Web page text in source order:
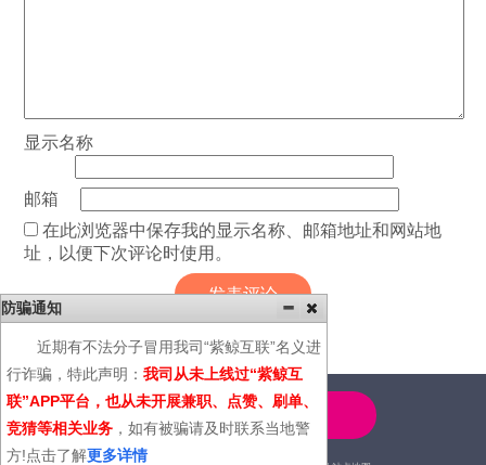
显示名称
邮箱
在此浏览器中保存我的显示名称、邮箱地址和网站地
址，以便下次评论时使用。
4000-600-366
防骗通知
近期有不法分子冒用我司“紫鲸互联”名义进
行诈骗，特此声明： 我司从未上线过“紫鲸互
联”APP平台，也从未开展兼职、点赞、刷单、
竞猜等相关业务 ，如有被骗请及时联系当地警
方!点击了解更多详情